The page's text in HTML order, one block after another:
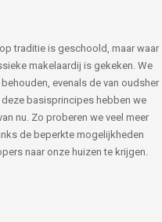
traditie is geschoold, maar waar
makelaardij is gekeken. We
evenals de van oudsher
basisprincipes hebben we
nu. Zo proberen we veel meer
de beperkte mogelijkheden
naar onze huizen te krijgen.